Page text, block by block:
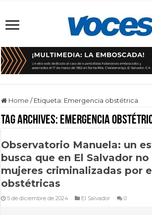
Home / Etiqueta: Emergencia obstétrica
Tag Archives: Emergencia
Observatorio Manuela: un
busca que en El Salvador
mujeres criminalizadas por
obstétricas
5 de diciembre de 2024 El Salvador 0